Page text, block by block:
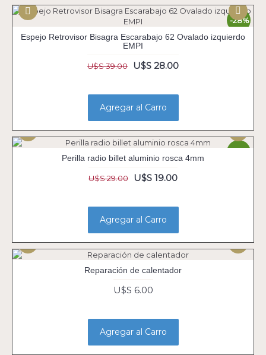
-28%
Espejo Retrovisor Bisagra Escarabajo 62 Ovalado izquierdo
EMPI
U$S 39.00 U$S 28.00
Agregar al Carro
Perilla radio billet aluminio rosca 4mm
U$S 29.00 U$S 19.00
Agregar al Carro
Reparación de calentador
U$S 6.00
Agregar al Carro